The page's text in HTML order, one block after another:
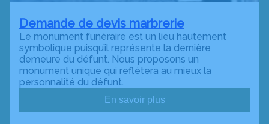
Demande de devis marbrerie
Le monument funéraire est un lieu hautement
symbolique puisqu’il représente la dernière
demeure du défunt. Nous proposons un
monument unique qui reflétera au mieux la
personnalité du défunt.
En savoir plus